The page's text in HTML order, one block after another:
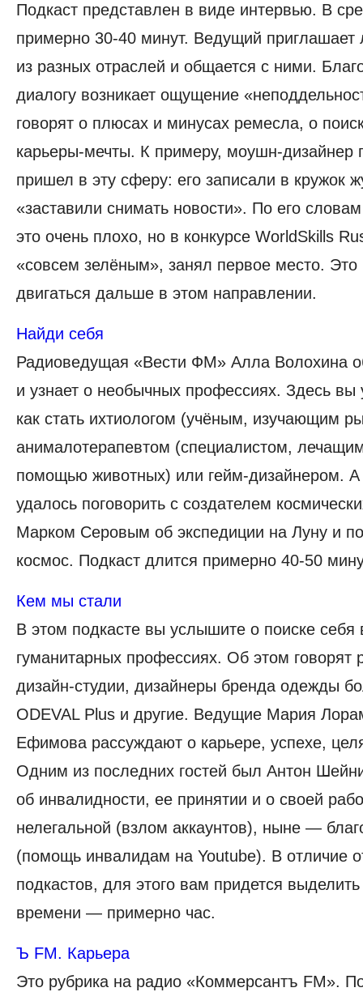
Подкаст представлен в виде интервью. В
примерно 30-40 минут. Ведущий приглашает
из разных отраслей и общается с ними.
диалогу возникает ощущение
говорят о плюсах и минусах ремесла, о
карьеры-мечты. К примеру, моушн-дизайнер
пришел в эту сферу: его записали в кружок
«заставили снимать новости». По его
это очень плохо, но в конкурсе WorldSkills
«совсем зелёным», занял первое место. Это
двигаться дальше в этом направлении.
Найди себя
Радиоведущая «Вести ФМ» Алла Волохина
и узнает о необычных профессиях. Здесь
как стать ихтиологом (учёным, изучающим
анималотерапевтом (специалистом,
помощью животных) или гейм-дизайнером.
удалось поговорить с создателем
Марком Серовым об экспедиции на Луну и
космос. Подкаст длится примерно 40-50
Кем мы стали
В этом подкасте вы услышите о поиске себя
гуманитарных профессиях. Об этом говорят
дизайн-студии, дизайнеры бренда одежды
ODEVAL Plus и другие. Ведущие Мария
Ефимова рассуждают о карьере, успехе,
Одним из последних гостей был Антон
об инвалидности, ее принятии и о своей
нелегальной (взлом аккаунтов), ныне —
(помощь инвалидам на Youtube). В отличие
подкастов, для этого вам придется
времени — примерно час.
Ъ FM. Карьера
Это рубрика на радио «Коммерсантъ FM».